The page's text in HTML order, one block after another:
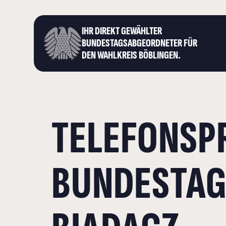
IHR DIREKT GEWÄHLTER
BUNDESTAGS­ABGEORDNETER FÜR
DEN WAHLKREIS BÖBLINGEN.